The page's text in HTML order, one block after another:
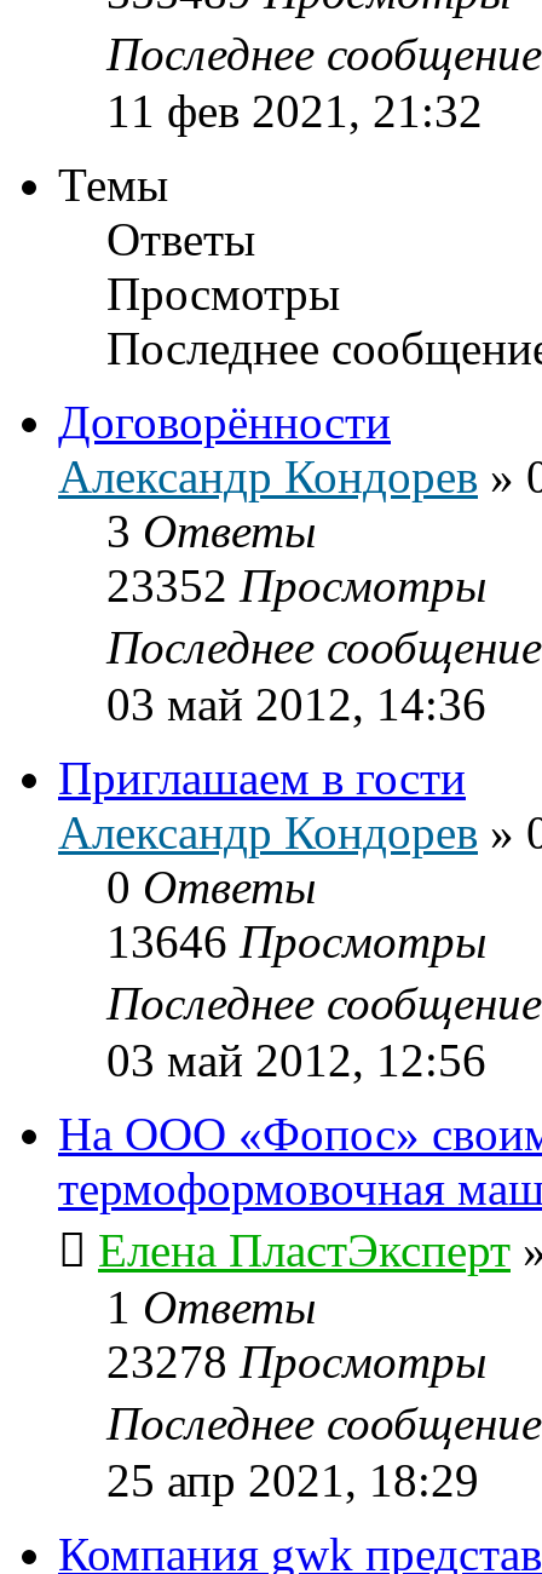
Последнее
11 фев 2021, 21:32
Темы
Ответы
Просмотры
Последнее
Договорённости
Александр Кондорев »
3 Ответы
23352 Просмотры
Последнее
03 май 2012, 14:36
Приглашаем в гости
Александр Кондорев »
0 Ответы
13646 Просмотры
Последнее
03 май 2012, 12:56
На ООО «Фопос»
термоформовочная
Елена ПластЭксперт
1 Ответы
23278 Просмотры
Последнее
25 апр 2021, 18:29
Компания gwk